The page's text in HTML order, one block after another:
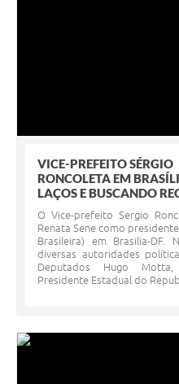
VICE-PREFEITO SÉRGIO
RONCOLETA EM
LAÇOS E BUSCANDO
O Vice-prefeito Sergio
Renata Sene como
Brasileira) em Brasilia-
diversas autoridades
Deputados Hugo Motta,
Presidente Estadual do